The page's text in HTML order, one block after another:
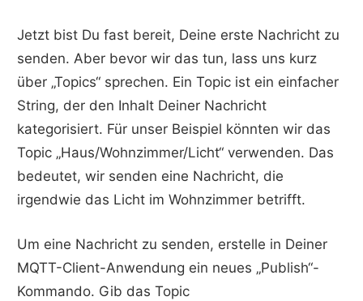
Jetzt bist Du fast bereit, Deine erste Nachricht zu
senden. Aber bevor wir das tun, lass uns kurz
über „Topics“ sprechen. Ein Topic ist ein einfacher
String, der den Inhalt Deiner Nachricht
kategorisiert. Für unser Beispiel könnten wir das
Topic „Haus/Wohnzimmer/Licht“ verwenden. Das
bedeutet, wir senden eine Nachricht, die
irgendwie das Licht im Wohnzimmer betrifft.
Um eine Nachricht zu senden, erstelle in Deiner
MQTT-Client-Anwendung ein neues „Publish“-
Kommando. Gib das Topic